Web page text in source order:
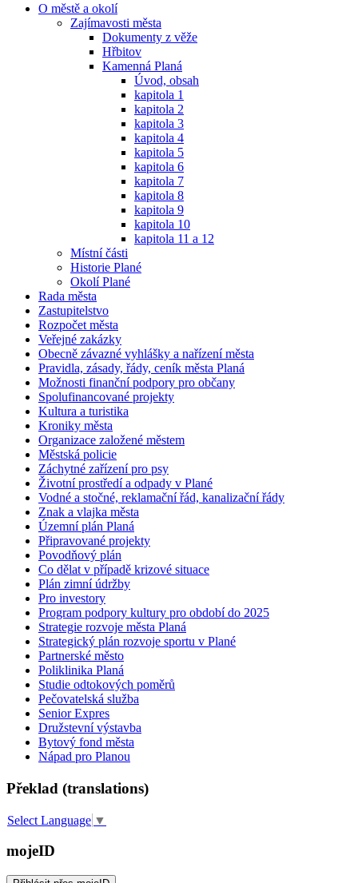
O městě a okolí
Zajímavosti města
Dokumenty z věže
Hřbitov
Kamenná Planá
Úvod, obsah
kapitola 1
kapitola 2
kapitola 3
kapitola 4
kapitola 5
kapitola 6
kapitola 7
kapitola 8
kapitola 9
kapitola 10
kapitola 11 a 12
Místní části
Historie Plané
Okolí Plané
Rada města
Zastupitelstvo
Rozpočet města
Veřejné zakázky
Obecně závazné vyhlášky a nařízení města
Pravidla, zásady, řády, ceník města Planá
Možnosti finanční podpory pro občany
Spolufinancované projekty
Kultura a turistika
Kroniky města
Organizace založené městem
Městská policie
Záchytné zařízení pro psy
Životní prostředí a odpady v Plané
Vodné a stočné, reklamační řád, kanalizační řády
Znak a vlajka města
Územní plán Planá
Připravované projekty
Povodňový plán
Co dělat v případě krizové situace
Plán zimní údržby
Pro investory
Program podpory kultury pro období do 2025
Strategie rozvoje města Planá
Strategický plán rozvoje sportu v Plané
Partnerské město
Poliklinika Planá
Studie odtokových poměrů
Pečovatelská služba
Senior Expres
Družstevní výstavba
Bytový fond města
Nápad pro Planou
Překlad (translations)
Select Language ▼
mojeID